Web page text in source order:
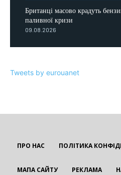
Британці масово крадуть
паливної кризи
09.08.2026
Tweets by eurouanet
ПРО НАС ПОЛІТИКА
МАПА САЙТУ РЕКЛАМА